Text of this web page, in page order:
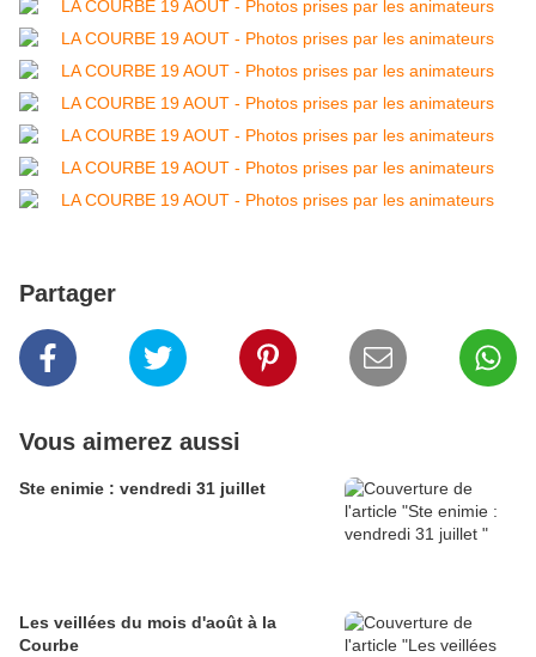
Partager
Vous aimerez aussi
Ste enimie : vendredi 31 juillet
Les veillées du mois d'août à la
Courbe